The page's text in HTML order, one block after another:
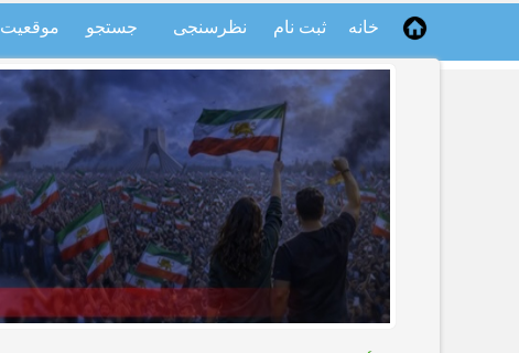
خانه ثبت نام نظرسنجی جستجو موقعیت